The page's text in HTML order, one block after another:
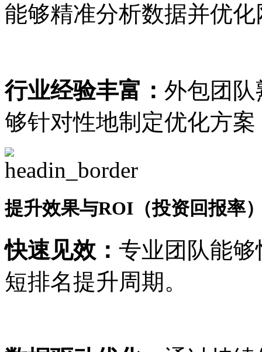
能够精准分析数据并优化
行业经验丰富： 外包团队
够针对性地制定优化方
提升效果与ROI（投资回报率
快速见效： 专业团队能
短排名提升周期。